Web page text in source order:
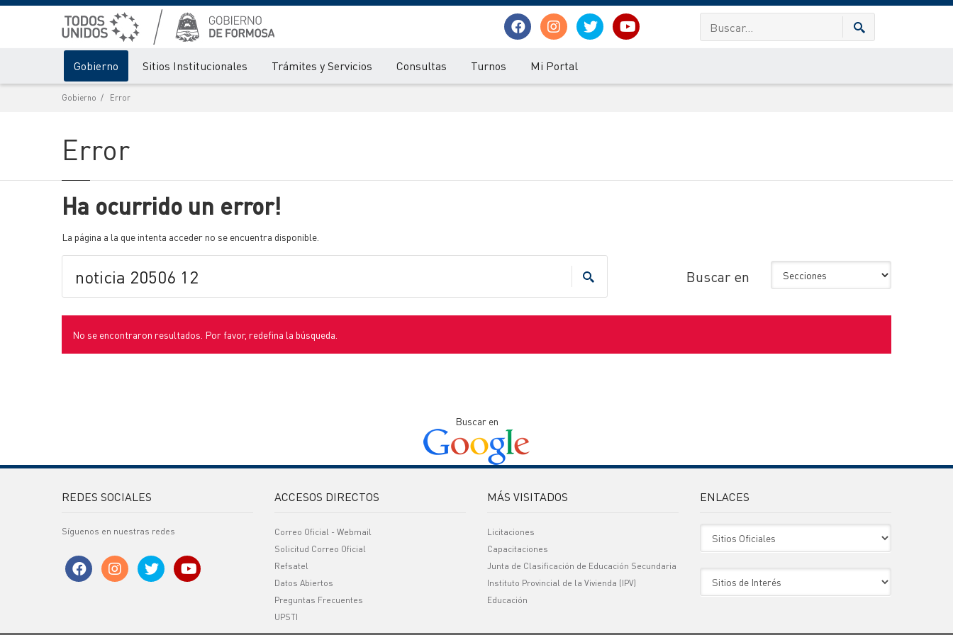
Gobierno Sitios Institucionales Trámites y Servicios Consultas Turnos Mi Portal
Gobierno Error
Error
Ha ocurrido un error!
La página a la que intenta acceder no se encuentra disponible.
Buscar en
No se encontraron resultados. Por favor, redefina la búsqueda.
Buscar en
REDES SOCIALES
Síguenos en nuestras redes
ACCESOS DIRECTOS
Correo Oficial - Webmail
Solicitud Correo Oficial
Refsatel
Datos Abiertos
Preguntas Frecuentes
UPSTI
MÁS VISITADOS
Licitaciones
Capacitaciones
Junta de Clasificación de Educación Secundaria
Instituto Provincial de la Vivienda (IPV)
Educación
ENLACES